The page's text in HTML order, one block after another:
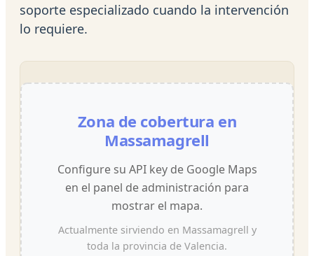
soporte especializado cuando la intervención
lo requiere.
Zona de cobertura en
Massamagrell
Configure su API key de Google Maps
en el panel de administración para
mostrar el mapa.
Actualmente sirviendo en Massamagrell y
toda la provincia de Valencia.